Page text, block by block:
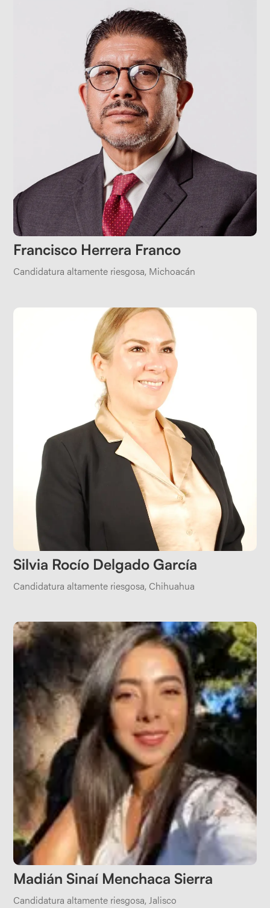
Francisco Herrera Franco
Candidatura altamente riesgosa, Michoacán
​Silvia Rocío Delgado García
Candidatura altamente riesgosa, Chihuahua
Madián Sinaí Menchaca Sierra
Candidatura altamente riesgosa,Jalisco